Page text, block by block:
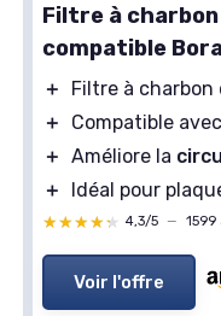
Filtre à
compatible
＋ Filtre à charbon
＋
Compatible
＋ Améliore la
＋
Idéal pour
★★★★★
★★★★★ 4,3/5 — 1599
Voir l'offre